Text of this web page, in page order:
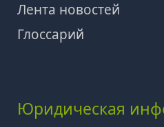
Лента новостей
Глоссарий
Юридическая